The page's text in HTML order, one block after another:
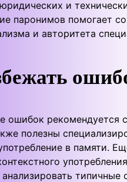
и
паронимов помогает
и авторитета
ошибок рекомендуется
полезны
в памяти.
типичные